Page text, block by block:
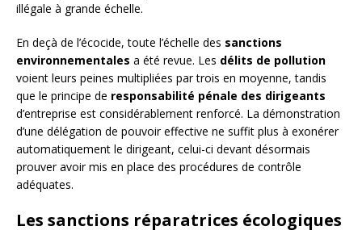
illégale à grande échelle.
En deçà de l’écocide, toute l’échelle des sanctions
environnementales a été revue. Les délits de pollution
voient leurs peines multipliées par trois en moyenne, tandis
que le principe de responsabilité pénale des dirigeants
d’entreprise est considérablement renforcé. La démonstration
d’une délégation de pouvoir effective ne suffit plus à exonérer
automatiquement le dirigeant, celui-ci devant désormais
prouver avoir mis en place des procédures de contrôle
adéquates.
Les sanctions réparatrices écologiques